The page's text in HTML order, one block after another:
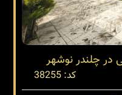
در چلندر نوشهر
کد: 38255